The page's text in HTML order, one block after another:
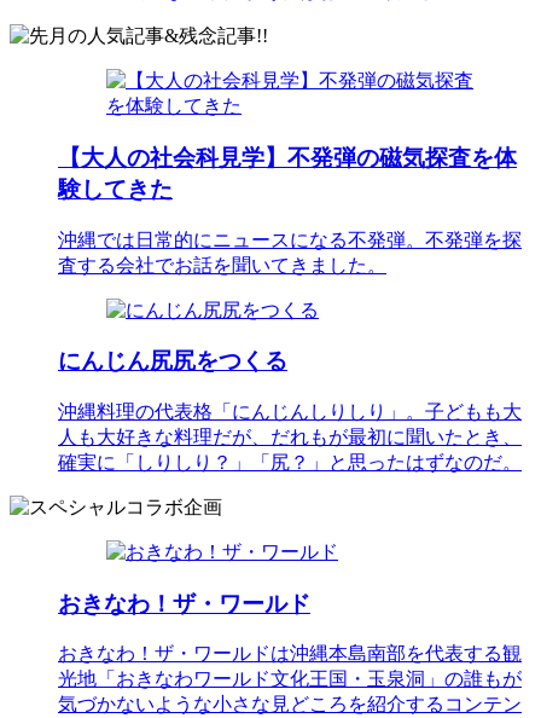
【大人の社会科見学】不発弾の磁気探査を体
験してきた
沖縄では日常的にニュースになる不発弾。不発弾を探
査する会社でお話を聞いてきました。
にんじん尻尻をつくる
沖縄料理の代表格「にんじんしりしり」。子どもも大
人も大好きな料理だが、だれもが最初に聞いたとき、
確実に「しりしり？」「尻？」と思ったはずなのだ。
おきなわ！ザ・ワールド
おきなわ！ザ・ワールドは沖縄本島南部を代表する観
光地「おきなわワールド文化王国・玉泉洞」の誰もが
気づかないような小さな見どころを紹介するコンテン